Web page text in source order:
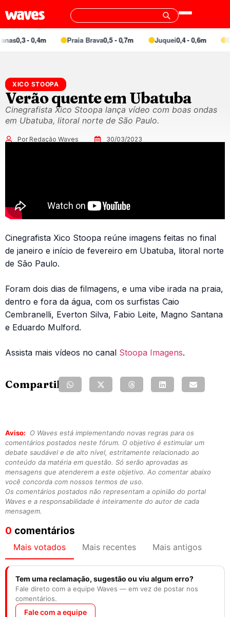
0,3 - 0,4m Praia Brava0,5 - 0,7m Juquei0,4 - 0,6m
XICO STOOPA
Verão quente em Ubatuba
Cinegrafista Xico Stoopa lança vídeo com boas ondas
em Ubatuba, litoral norte de São Paulo.
Por Redação Waves 30/03/2023
Cinegrafista Xico Stoopa reúne imagens feitas no final
de janeiro e início de fevereiro em Ubatuba, litoral norte
de São Paulo.
Foram dois dias de filmagens, e uma vibe irada na praia,
dentro e fora da água, com os surfistas Caio
Cembranelli, Everton Silva, Fabio Leite, Magno Santana
e Eduardo Mulford.
Assista mais vídeos no canal Stoopa Imagens.
Compartilhe:
Aviso:
O Waves está implementando novas regras para os
comentários postados neste fórum. O objetivo é estimular um
debate saudável e de alto nível, estritamente relacionado ao
conteúdo da matéria em questão. Só serão aprovadas as
mensagens que atenderem a este objetivo. Ao comentar abaixo
você concorda com nossos termos de uso.
Os comentários postados não representam a opinião do portal
Waves e a responsabilidade é inteiramente do autor de cada
mensagem.
0 comentários
Mais votados Mais recentes Mais antigos
Tem uma reclamação, sugestão ou viu algum erro?
Fale direto com a equipe Waves — em vez de postar nos
comentários.
Fale com a equipe